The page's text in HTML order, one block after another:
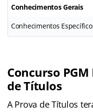
Conhecimentos Gerais
Conhecimentos
Concurso
de Títulos
A Prova de Títulos